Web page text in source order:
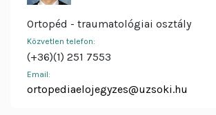
Ortopéd - traumatológiai osztály
Közvetlen telefon:
(+36)(1) 251 7553
Email:
ortopediaelojegyzes@uzsoki.hu